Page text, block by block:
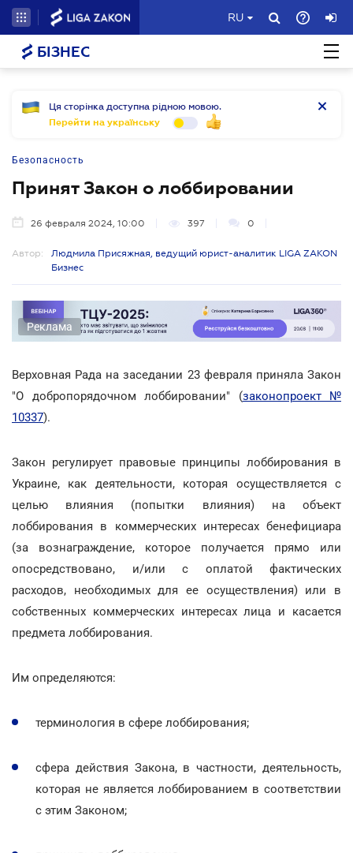
RU
БІЗНЕС
Ця сторінка доступна рідною мовою.
Перейти на українську
Безопасность
Принят Закон о лоббировании
26 февраля 2024, 10:00 397 0
Автор:
Людмила Присяжная, ведущий юрист-аналитик LIGA ZAKON
Бизнес
Реклама
Верховная Рада на заседании 23 февраля приняла Закон
"О добропорядочном лоббировании" (законопроект №
10337).
Закон регулирует правовые принципы лоббирования в
Украине, как деятельности, которая осуществляется с
целью влияния (попытки влияния) на объект
лоббирования в коммерческих интересах бенефициара
(за вознаграждение, которое получается прямо или
опосредствовано, и/или с оплатой фактических
расходов, необходимых для ее осуществления) или в
собственных коммерческих интересах лица и касается
предмета лоббирования.
Им определяются:
терминология в сфере лоббирования;
сфера действия Закона, в частности, деятельность,
которая не является лоббированием в соответствии
с этим Законом;